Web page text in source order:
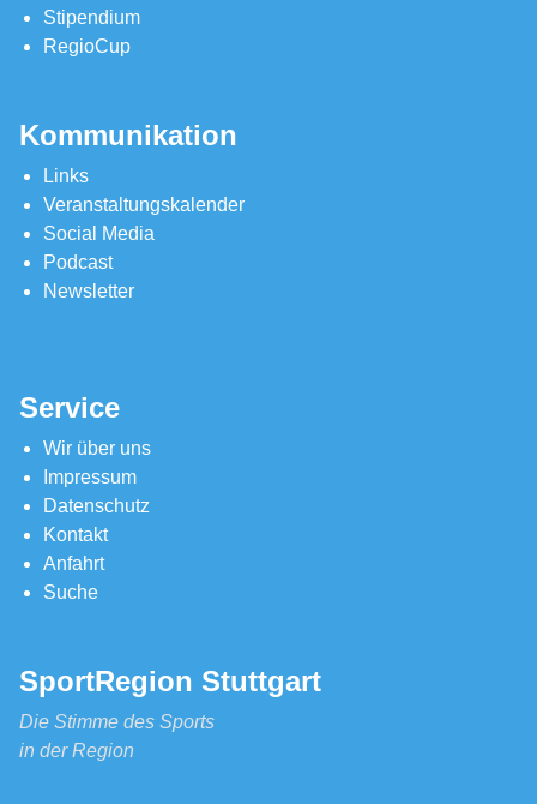
Stipendium
RegioCup
Kommunikation
Links
Veranstaltungskalender
Social Media
Podcast
Newsletter
Service
Wir über uns
Impressum
Datenschutz
Kontakt
Anfahrt
Suche
SportRegion Stuttgart
Die Stimme des Sports
in der Region